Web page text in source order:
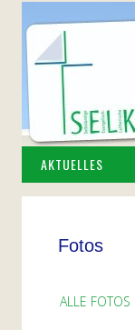
AKTUELLES
Fotos
ALLE FOTOS